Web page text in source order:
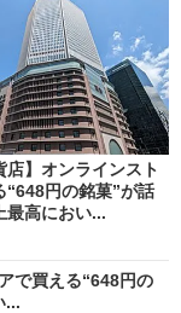
店】オンラインスト
“648円の銘菓”が話
高におい...
で買える“648円の
...